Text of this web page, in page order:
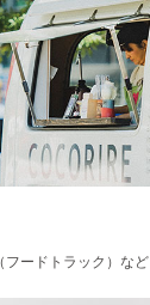
フードトラック）など